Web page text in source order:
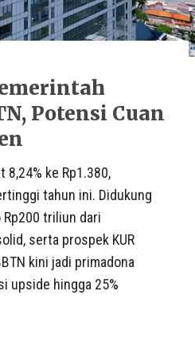
Potensi Cuan
8,24% ke Rp1.380,
tahun ini. Didukung
triliun dari
serta prospek KUR
kini jadi primadona
upside hingga 25%